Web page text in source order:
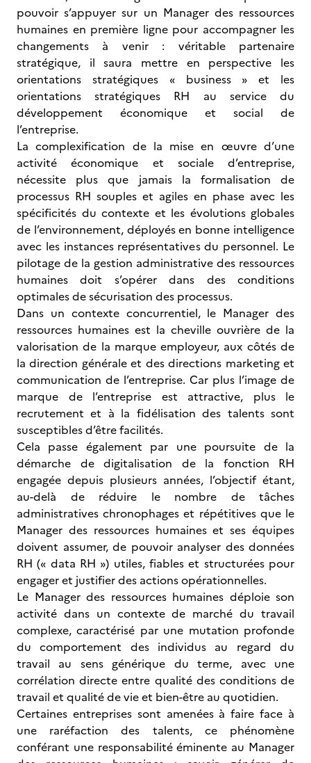
pouvoir s’appuyer sur un Manager des ressources
humaines en première ligne pour accompagner les
changements à venir : véritable partenaire
stratégique, il saura mettre en perspective les
orientations stratégiques « business » et les
orientations stratégiques RH au service du
développement économique et social de
l’entreprise.
La complexification de la mise en œuvre d’une
activité économique et sociale d’entreprise,
nécessite plus que jamais la formalisation de
processus RH souples et agiles en phase avec les
spécificités du contexte et les évolutions globales
de l’environnement, déployés en bonne intelligence
avec les instances représentatives du personnel. Le
pilotage de la gestion administrative des ressources
humaines doit s’opérer dans des conditions
optimales de sécurisation des processus.
Dans un contexte concurrentiel, le Manager des
ressources humaines est la cheville ouvrière de la
valorisation de la marque employeur, aux côtés de
la direction générale et des directions marketing et
communication de l’entreprise. Car plus l’image de
marque de l’entreprise est attractive, plus le
recrutement et à la fidélisation des talents sont
susceptibles d’être facilités.
Cela passe également par une poursuite de la
démarche de digitalisation de la fonction RH
engagée depuis plusieurs années, l’objectif étant,
au-delà de réduire le nombre de tâches
administratives chronophages et répétitives que le
Manager des ressources humaines et ses équipes
doivent assumer, de pouvoir analyser des données
RH (« data RH ») utiles, fiables et structurées pour
engager et justifier des actions opérationnelles.
Le Manager des ressources humaines déploie son
activité dans un contexte de marché du travail
complexe, caractérisé par une mutation profonde
du comportement des individus au regard du
travail au sens générique du terme, avec une
corrélation directe entre qualité des conditions de
travail et qualité de vie et bien-être au quotidien.
Certaines entreprises sont amenées à faire face à
une raréfaction des talents, ce phénomène
conférant une responsabilité éminente au Manager